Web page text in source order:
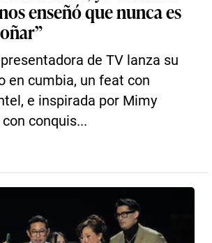
enseñó que nunca es
de TV lanza su
en cumbia, un feat con
e inspirada por Mimy
conquis...